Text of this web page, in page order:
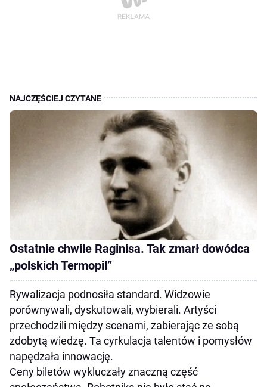
Ostatnie chwile Raginisa. Tak zmarł dowódca
„polskich Termopil”
Rywalizacja podnosiła standard. Widzowie
porównywali, dyskutowali, wybierali. Artyści
przechodzili między scenami, zabierając ze sobą
zdobytą wiedzę. Ta cyrkulacja talentów i pomysłów
napędzała innowację.
Ceny biletów wykluczały znaczną część